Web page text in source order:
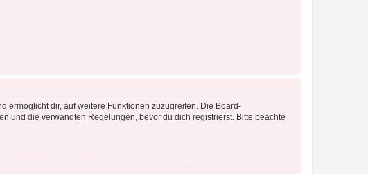
ermöglicht dir, auf weitere Funktionen zuzugreifen. Die Board-
und die verwandten Regelungen, bevor du dich registrierst. Bitte beachte